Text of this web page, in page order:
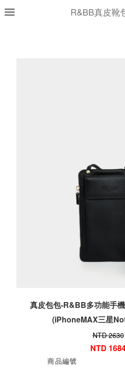
R&BB真皮靴
真皮包包-R&BB多功能手
(iPhoneMAX三星
NTD 2630
NTD
商品編號